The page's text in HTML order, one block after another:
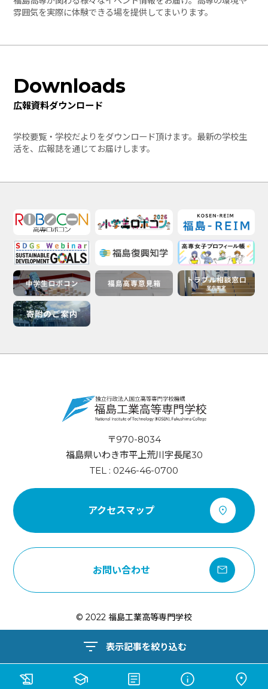
表示記事を絞り込む
雰囲気を実際に体験できる場を提供してまいります。
Downloads
広報資料ダウンロード
学校要覧・学校だよりをダウンロード頂けます。最新の学校生
活を、広報誌を通じてお届けします。
〒970-8034
福島県いわき市平上荒川字長尾30
TEL : 0246-46-0700
アクセスマップ
お問い合わせ
© 2022 福島工業高等専門学校